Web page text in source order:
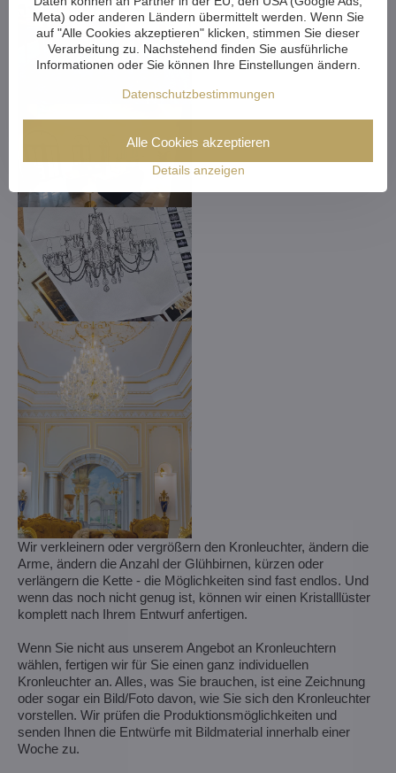
Wir verkleinern oder vergrößern den Kronleuchter, ändern die
Arme, ändern die Anzahl der Glühbirnen, kürzen oder
verlängern die Kette - die Möglichkeiten sind fast endlos. Und
wenn das noch nicht genug ist, können wir einen Kristalllüster
komplett nach Ihrem Entwurf anfertigen.
Wenn Sie nicht aus unserem Angebot an Kronleuchtern
wählen, fertigen wir für Sie einen ganz individuellen
Kronleuchter an. Alles, was Sie brauchen, ist eine Zeichnung
oder sogar ein Bild/Foto davon, wie Sie sich den Kronleuchter
vorstellen. Wir prüfen die Produktionsmöglichkeiten und
senden Ihnen die Entwürfe mit Bildmaterial innerhalb einer
Woche zu.
Meta) oder anderen Ländern übermittelt werden. Wenn Sie
auf "Alle Cookies akzeptieren" klicken, stimmen Sie dieser
Verarbeitung zu. Nachstehend finden Sie ausführliche
Informationen oder Sie können Ihre Einstellungen ändern.
Datenschutzbestimmungen
Details anzeigen
Alle Cookies akzeptieren